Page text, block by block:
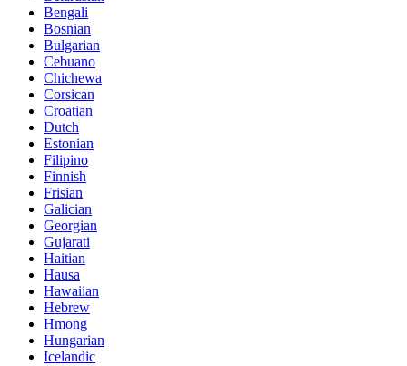
Bengali
Bosnian
Bulgarian
Cebuano
Chichewa
Corsican
Croatian
Dutch
Estonian
Filipino
Finnish
Frisian
Galician
Georgian
Gujarati
Haitian
Hausa
Hawaiian
Hebrew
Hmong
Hungarian
Icelandic